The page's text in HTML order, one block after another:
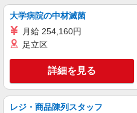
キープ
株式会社kotrio /●SW-S-2077991
幕張駅＊寄り
時給1550円
大学病院の中材滅菌
月給 254,160円
足立区
詳細を見る
レジ・商品陳列スタッフ